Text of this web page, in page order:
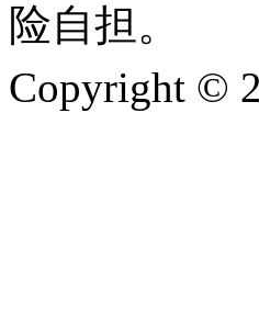
险自担。
Copyright ©